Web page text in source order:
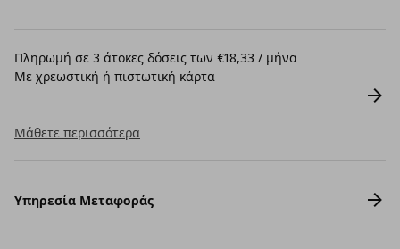
Πληρωμή σε 3 άτοκες δόσεις των €18,33 / μήνα
Με χρεωστική ή πιστωτική κάρτα
Μάθετε περισσότερα
Υπηρεσία Μεταφοράς